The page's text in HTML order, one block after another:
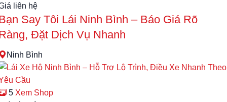
liên hệ
Say Tôi Lái Ninh Bình – Báo Giá Rõ
Đặt Dịch Vụ Nhanh
Ninh Bình
5 Xem Shop